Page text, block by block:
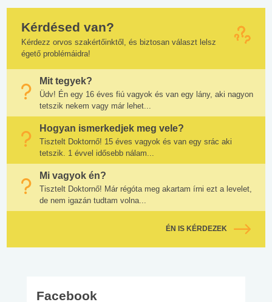
Kérdésed van?
Kérdezz orvos szakértőinktől, és biztosan választ lelsz
égető problémáidra!
Mit tegyek?
Üdv! Én egy 16 éves fiú vagyok és van egy lány, aki nagyon
tetszik nekem vagy már lehet...
Hogyan ismerkedjek meg vele?
Tisztelt Doktornő! 15 éves vagyok és van egy srác aki
tetszik. 1 évvel idősebb nálam...
Mi vagyok én?
Tisztelt Doktornő! Már régóta meg akartam írni ezt a levelet,
de nem igazán tudtam volna...
ÉN IS KÉRDEZEK
Facebook